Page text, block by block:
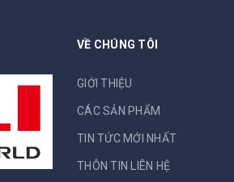
VỀ CHÚNG TÔI
GIỚI THIỆU
CÁC SẢN PHẨM
TIN TỨC MỚI NHẤT
THÔN TIN LIÊN HỆ